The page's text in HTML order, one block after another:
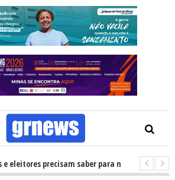
precisam saber para não ter problemas